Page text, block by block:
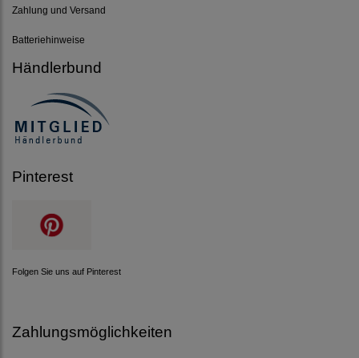
Zahlung und Versand
Batteriehinweise
Händlerbund
Pinterest
Folgen Sie uns auf Pinterest
Zahlungsmöglichkeiten